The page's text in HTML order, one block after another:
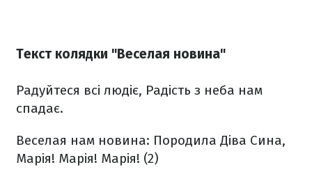
Текст колядки "Веселая новина"
Радуйтеся всі людіє, Радість з неба нам
спадає.
Веселая нам новина: Породила Діва Сина,
Марія! Марія! Марія! (2)